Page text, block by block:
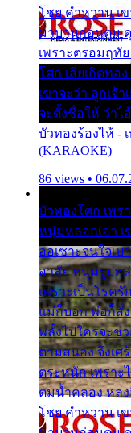
โชย คำหวาน เ
มาบานก่อนตูม
เพราะตรอมฤทั
โศก เสียเถิดทอ
เขาจะว่า ลูกเจ้
จะตั้งชื่อให้ ว่าไ
บัวทองร้องไห้ -
(KARAOKE)
86 views •
บัวทองโศก เพ
หนุ่มหลอกเอา เ
ออเซาะจนใจเบ
อาลัย หนุ่มรูปห
เพราะเป็นโรครั
แม่ก็บอก พ่อก็สั่ง
พลั้งไปใครจะช่
ตามสนอง จึงเศ
ตระหนัก เพรา
ตมน้ำคลอง หล
โชย คำหวาน เ